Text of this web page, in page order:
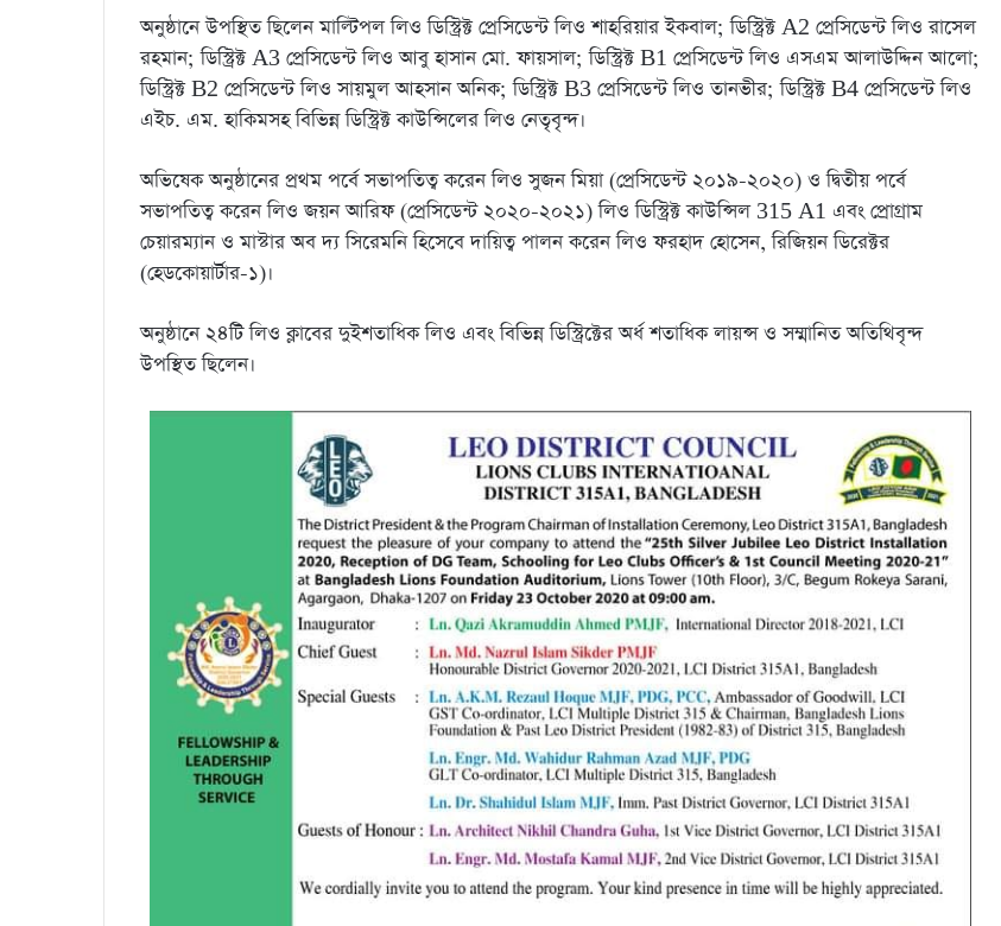
অনুষ্ঠানে উপস্থিত ছিলেন মাল্টিপল লিও ডিস্ট্রিক্ট প্রেসিডেন্ট লিও শাহরিয়ার ইকবাল; ডিস্ট্রিক্ট A2 প্রেসিডেন্ট লিও রাসেল
রহমান; ডিস্ট্রিক্ট A3 প্রেসিডেন্ট লিও আবু হাসান মো. ফায়সাল; ডিস্ট্রিক্ট B1 প্রেসিডেন্ট লিও এসএম আলাউদ্দিন আলো;
ডিস্ট্রিক্ট B2 প্রেসিডেন্ট লিও সায়মুল আহসান অনিক; ডিস্ট্রিক্ট B3 প্রেসিডেন্ট লিও তানভীর; ডিস্ট্রিক্ট B4 প্রেসিডেন্ট লিও
এইচ. এম. হাকিমসহ বিভিন্ন ডিস্ট্রিক্ট কাউন্সিলের লিও নেতৃবৃন্দ।
অভিষেক অনুষ্ঠানের প্রথম পর্বে সভাপতিত্ব করেন লিও সুজন মিয়া (প্রেসিডেন্ট ২০১৯-২০২০) ও দ্বিতীয় পর্বে
সভাপতিত্ব করেন লিও জয়ন আরিফ (প্রেসিডেন্ট ২০২০-২০২১) লিও ডিস্ট্রিক্ট কাউন্সিল 315 A1 এবং প্রোগ্রাম
চেয়ারম্যান ও মাস্টার অব দ্য সিরেমনি হিসেবে দায়িত্ব পালন করেন লিও ফরহাদ হোসেন, রিজিয়ন ডিরেক্টর
(হেডকোয়ার্টার-১)।
অনুষ্ঠানে ২৪টি লিও ক্লাবের দুইশতাধিক লিও এবং বিভিন্ন ডিস্ট্রিক্টের অর্ধ শতাধিক লায়ন্স ও সম্মানিত অতিথিবৃন্দ
উপস্থিত ছিলেন।